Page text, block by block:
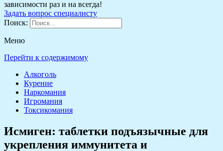
зависимости раз и на всегда!
Задать вопрос специалисту
Поиск:
Меню
Перейти к содержимому
Алкоголь
Курение
Наркомания
Игромания
Токсикомания
Исмиген: таблетки подъязычные для
укрепления иммунитета и